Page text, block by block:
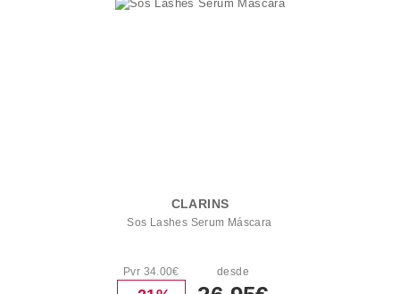
CLARINS
Sos Lashes Serum Máscara
Pvr 34.00€ desde